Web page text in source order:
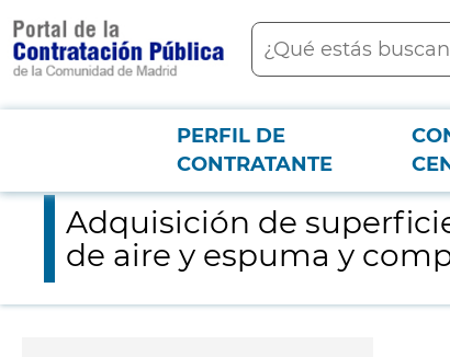
contenido
principal
Buscar
Menú PCON
PERFIL DE
CONTRATANTE
Adquisición de superficies especiales para el manejo
Adquisición de
de aire y espuma y